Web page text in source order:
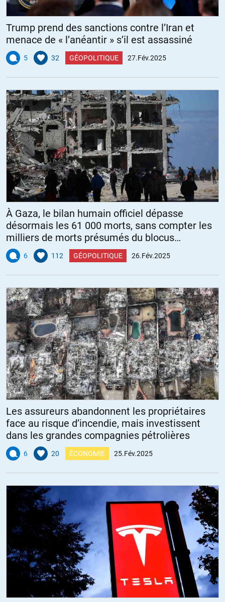
Trump prend des sanctions contre l’Iran et
menace de « l’anéantir » s’il est assassiné
5 32 GÉOPOLITIQUE 27.Fév.2025
À Gaza, le bilan humain officiel dépasse
désormais les 61 000 morts, sans compter les
milliers de morts présumés du blocus
humanitaire
6 112 GÉOPOLITIQUE 26.Fév.2025
Les assureurs abandonnent les propriétaires
face au risque d’incendie, mais investissent
dans les grandes compagnies pétrolières
6 20 ÉCONOMIE 25.Fév.2025